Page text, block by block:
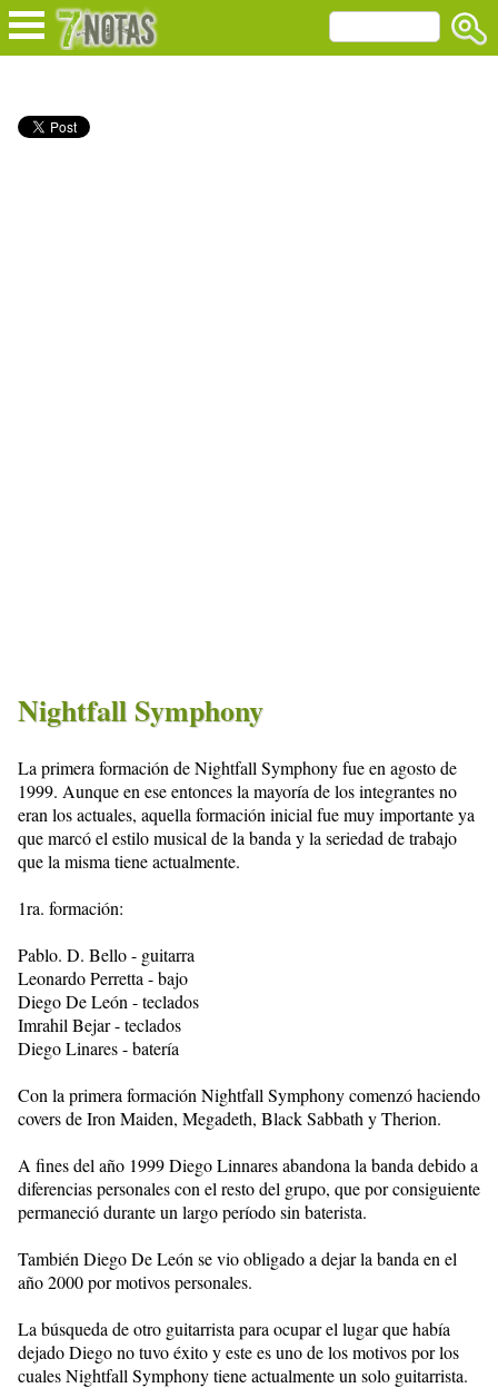
Nightfall Symphony
La primera formación de Nightfall Symphony fue en agosto de
1999. Aunque en ese entonces la mayoría de los integrantes no
eran los actuales, aquella formación inicial fue muy importante ya
que marcó el estilo musical de la banda y la seriedad de trabajo
que la misma tiene actualmente.
1ra. formación:
Pablo. D. Bello - guitarra
Leonardo Perretta - bajo
Diego De León - teclados
Imrahil Bejar - teclados
Diego Linares - batería
Con la primera formación Nightfall Symphony comenzó haciendo
covers de Iron Maiden, Megadeth, Black Sabbath y Therion.
A fines del año 1999 Diego Linnares abandona la banda debido a
diferencias personales con el resto del grupo, que por consiguiente
permaneció durante un largo período sin baterista.
También Diego De León se vio obligado a dejar la banda en el
año 2000 por motivos personales.
La búsqueda de otro guitarrista para ocupar el lugar que había
dejado Diego no tuvo éxito y este es uno de los motivos por los
cuales Nightfall Symphony tiene actualmente un solo guitarrista.